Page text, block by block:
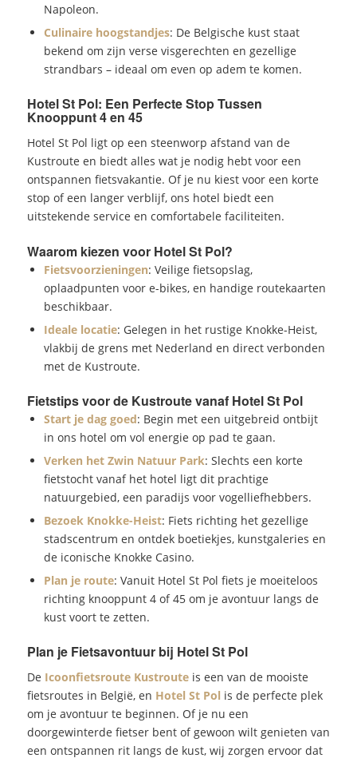
Napoleon.
Culinaire hoogstandjes: De Belgische kust staat
bekend om zijn verse visgerechten en gezellige
strandbars – ideaal om even op adem te komen.
Hotel St Pol: Een Perfecte Stop Tussen
Knooppunt 4 en 45
Hotel St Pol ligt op een steenworp afstand van de
Kustroute en biedt alles wat je nodig hebt voor een
ontspannen fietsvakantie. Of je nu kiest voor een korte
stop of een langer verblijf, ons hotel biedt een
uitstekende service en comfortabele faciliteiten.
Waarom kiezen voor Hotel St Pol?
Fietsvoorzieningen: Veilige fietsopslag,
oplaadpunten voor e-bikes, en handige routekaarten
beschikbaar.
Ideale locatie: Gelegen in het rustige Knokke-Heist,
vlakbij de grens met Nederland en direct verbonden
met de Kustroute.
Fietstips voor de Kustroute vanaf Hotel St Pol
Start je dag goed: Begin met een uitgebreid ontbijt
in ons hotel om vol energie op pad te gaan.
Verken het Zwin Natuur Park: Slechts een korte
fietstocht vanaf het hotel ligt dit prachtige
natuurgebied, een paradijs voor vogelliefhebbers.
Bezoek Knokke-Heist: Fiets richting het gezellige
stadscentrum en ontdek boetiekjes, kunstgaleries en
de iconische Knokke Casino.
Plan je route: Vanuit Hotel St Pol fiets je moeiteloos
richting knooppunt 4 of 45 om je avontuur langs de
kust voort te zetten.
Plan je Fietsavontuur bij Hotel St Pol
De Icoonfietsroute Kustrouteis een van de mooiste
fietsroutes in België, en Hotel St Polis de perfecte plek
om je avontuur te beginnen. Of je nu een
doorgewinterde fietser bent of gewoon wilt genieten van
een ontspannen rit langs de kust, wij zorgen ervoor dat